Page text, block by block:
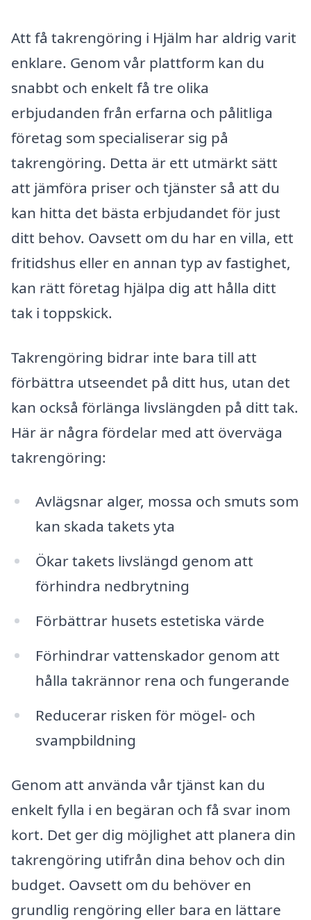
Att få takrengöring i Hjälm har aldrig varit
enklare. Genom vår plattform kan du
snabbt och enkelt få tre olika
erbjudanden från erfarna och pålitliga
företag som specialiserar sig på
takrengöring. Detta är ett utmärkt sätt
att jämföra priser och tjänster så att du
kan hitta det bästa erbjudandet för just
ditt behov. Oavsett om du har en villa, ett
fritidshus eller en annan typ av fastighet,
kan rätt företag hjälpa dig att hålla ditt
tak i toppskick.
Takrengöring bidrar inte bara till att
förbättra utseendet på ditt hus, utan det
kan också förlänga livslängden på ditt tak.
Här är några fördelar med att överväga
takrengöring:
Avlägsnar alger, mossa och smuts som
kan skada takets yta
Ökar takets livslängd genom att
förhindra nedbrytning
Förbättrar husets estetiska värde
Förhindrar vattenskador genom att
hålla takrännor rena och fungerande
Reducerar risken för mögel- och
svampbildning
Genom att använda vår tjänst kan du
enkelt fylla i en begäran och få svar inom
kort. Det ger dig möjlighet att planera din
takrengöring utifrån dina behov och din
budget. Oavsett om du behöver en
grundlig rengöring eller bara en lättare